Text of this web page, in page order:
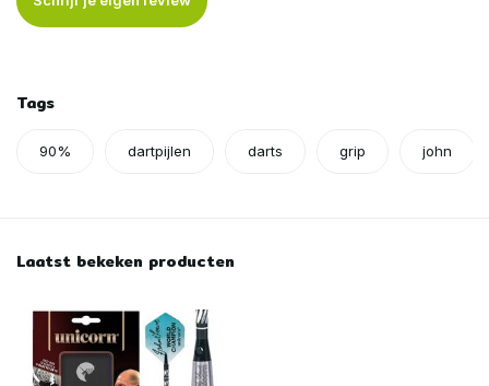
Tags
90% dartpijlen darts grip john
Laatst bekeken producten